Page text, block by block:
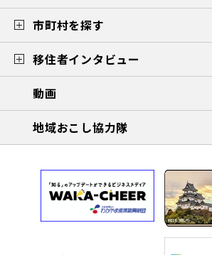
市町村を探す
移住者インタビュー
動画
地域おこし協力隊